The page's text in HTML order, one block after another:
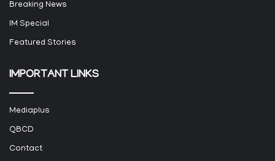
Breaking News
IM Special
Featured Stories
IMPORTANT LINKS
Mediaplus
QBCD
Contact